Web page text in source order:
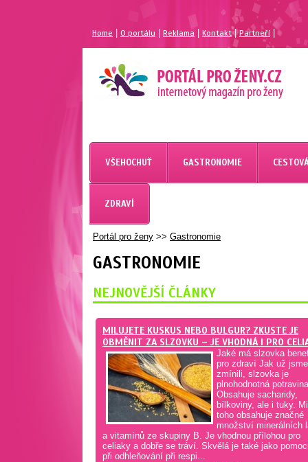
Home |O portálu Reklama Kontakt| Partneří
VŠEHOCHUŤ GASTRONOMIE
ZDRAVÍ
Portál pro ženy >> Gastronomie
GASTRONOMIE
NEJNOVĚJŠÍ ČLÁNKY
MILUJETE KUSKUS NEBO BULGUR? ZKUSTE JE
OBMĚNIT ZA SLZOVKU – JE VHODNÁ I PRO
Jaké má slzovka
pro zdraví Jak už jsme
zmínili, slzovka je
plnohodnotná
Obsahuje sacharidy,
bílkoviny, ale i tuky.
toho obsahuje značné
množství minerálních
a vitamínů ze skupiny B. Je vhodnou přílohou pro
celiaky a dobře se tráví. Skvělá je také jako
při odhleňování při respi...